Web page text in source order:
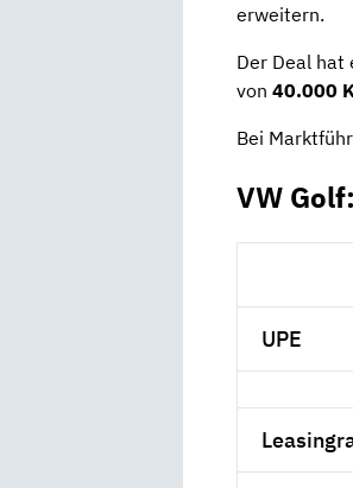
erweitern.
Der Deal hat
von 40.000
Bei
VW
UPE